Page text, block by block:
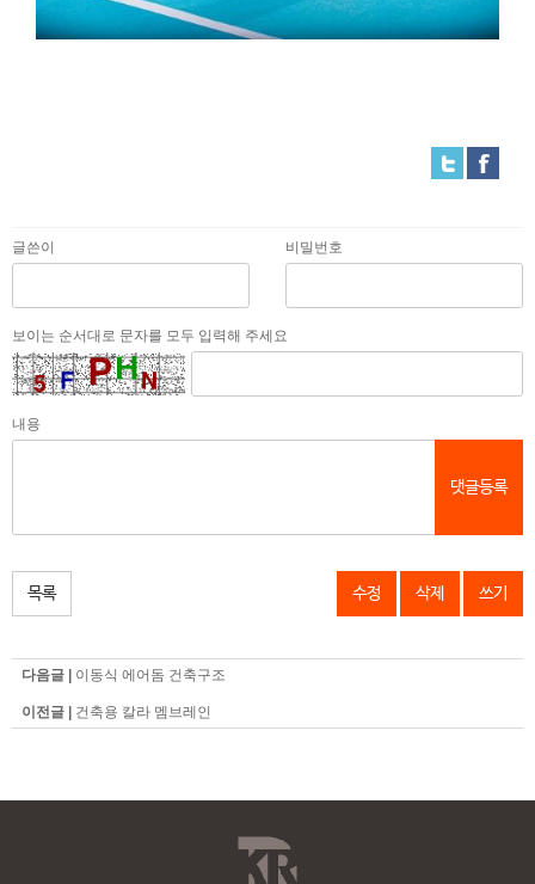
글쓴이 비밀번호
보이는 순서대로 문자를 모두 입력해 주세요
내용
댓글등록
목록 수정 삭제 쓰기
다음글 | 이동식 에어돔 건축구조
이전글 | 건축용 칼라 멤브레인